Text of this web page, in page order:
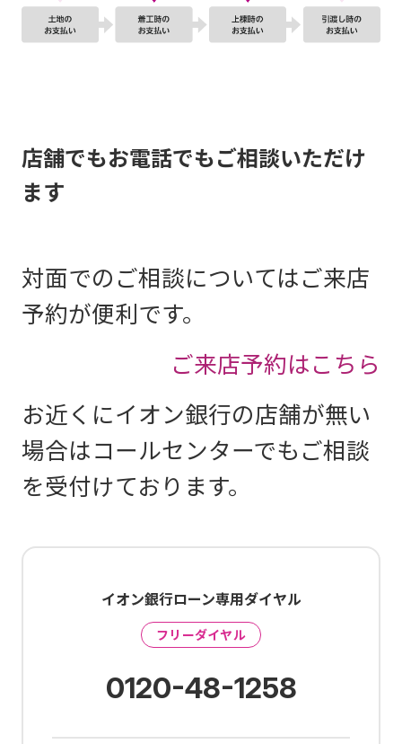
店舗でもお電話でもご相談いただけ
ます
対面でのご相談についてはご来店
予約が便利です。
ご来店予約はこちら
お近くにイオン銀行の店舗が無い
場合はコールセンターでもご相談
を受付けております。
イオン銀行ローン専用ダイヤル
フリーダイヤル
0120-48-1258